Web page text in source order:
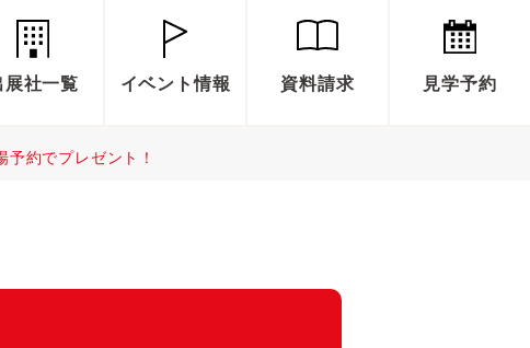
展社一覧 イベント情報 資料請求 見学予約
約でプレゼント！